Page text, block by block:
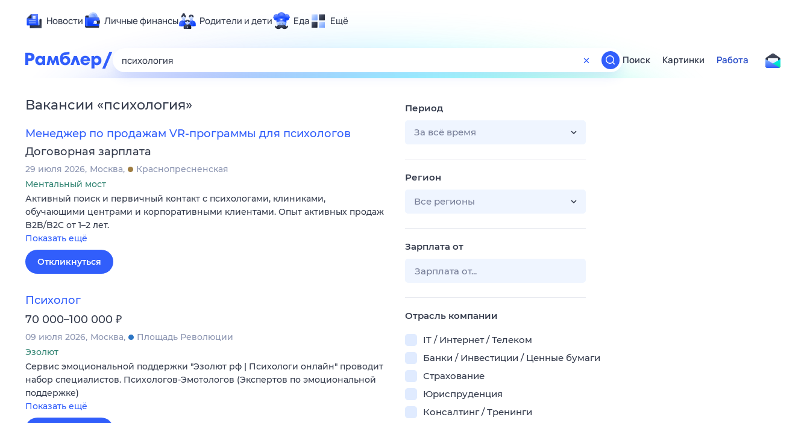
Новости Личные финансы Родители и дети Еда Ещё
Развлечения и отдых
Карьера
Технологии и тренды
Сберегаем вместе
Поиск
ТВ-программа
Поиск Картинки Работа
Вакансии «психология»
Менеджер по продажам VR-программы для психологов
Договорная зарплата
29 июля 2026 Москва
Краснопресненская
Ментальный мост
Активный поиск и первичный контакт с психологами, клиниками,
обучающими центрами и корпоративными клиентами. Опыт активных продаж
B2B/B2C от 1–2 лет.
Показать ещё
Откликнуться
Психолог
70 000–100 000 ₽
09 июля 2026 Москва
Площадь Революции
Эзолют
Сервис эмоциональной поддержки "Эзолют рф | Психологи онлайн" проводит
набор специалистов. Психологов-Эмотологов (Экспертов по эмоциональной
поддержке)
Показать ещё
Период
За всё время
Регион
Все регионы
Зарплата от
Отрасль компании
IT / Интернет / Телеком
Банки / Инвестиции / Ценные бумаги
Страхование
Юриспруденция
Консалтинг / Тренинги